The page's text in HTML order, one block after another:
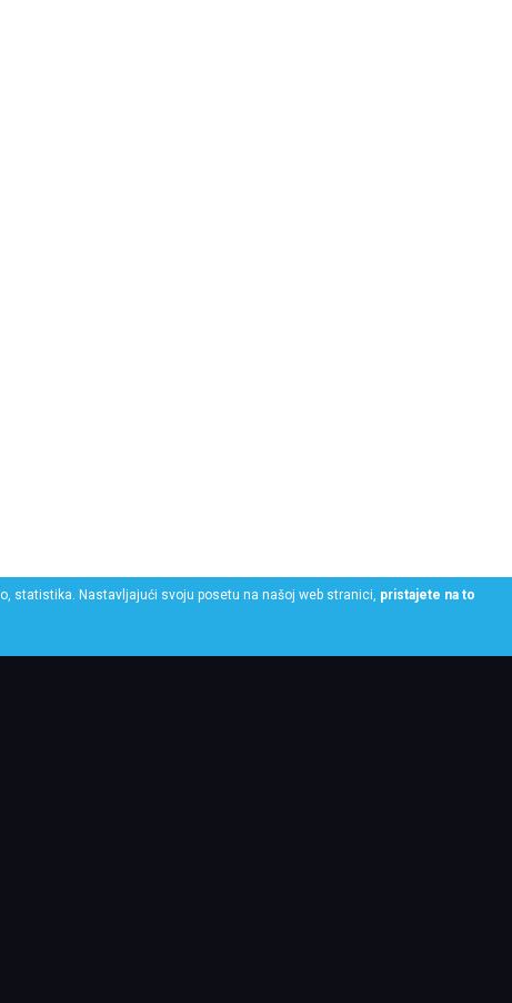
statistika. Nastavljajući svoju posetu na našoj web stranici, pristajete na to